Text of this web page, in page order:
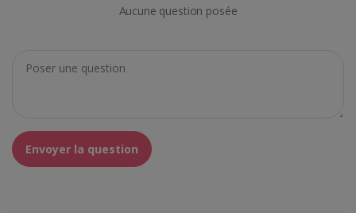
Aucune question posée
Envoyer la question